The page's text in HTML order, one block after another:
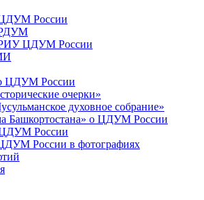
России
ЦДУМ России
ЦДУМ России
очерки»
духовное собрание»
Башкортостана» о ЦДУМ России
России
России в фотографиях